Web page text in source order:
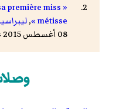
première miss
métisse »
,
08 أغسطس 2015 على موقع واي باك مشين.